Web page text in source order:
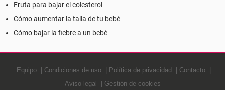
Fruta para bajar el colesterol
Cómo aumentar la talla de tu bebé
Cómo bajar la fiebre a un bebé
Equipo Condiciones de uso Política de privacidad
Contacto
Aviso legal
Gestión de cookies